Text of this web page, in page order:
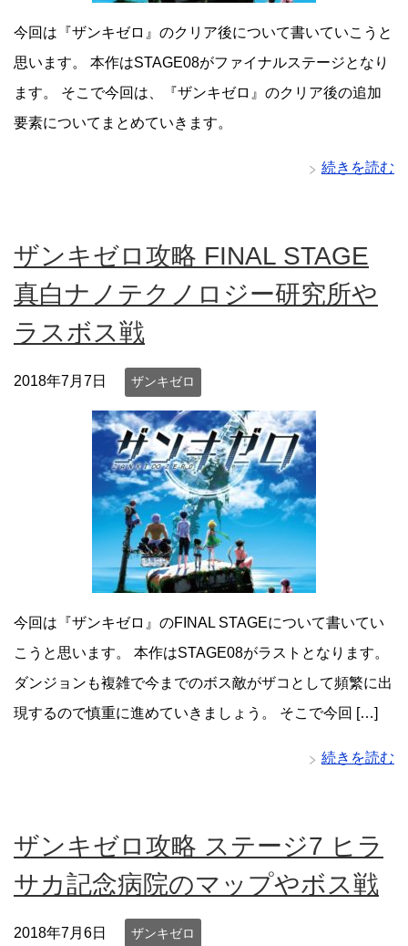
今回は『ザンキゼロ』のクリア後について書いていこうと
思います。 本作はSTAGE08がファイナルステージとなり
ます。 そこで今回は、『ザンキゼロ』のクリア後の追加
要素についてまとめていきます。
続きを読む
ザンキゼロ攻略 FINAL STAGE
真白ナノテクノロジー研究所や
ラスボス戦
2018年7月7日 ザンキゼロ
今回は『ザンキゼロ』のFINAL STAGEについて書いてい
こうと思います。 本作はSTAGE08がラストとなります。
ダンジョンも複雑で今までのボス敵がザコとして頻繁に出
現するので慎重に進めていきましょう。 そこで今回 […]
続きを読む
ザンキゼロ攻略 ステージ7 ヒラ
サカ記念病院のマップやボス戦
2018年7月6日 ザンキゼロ